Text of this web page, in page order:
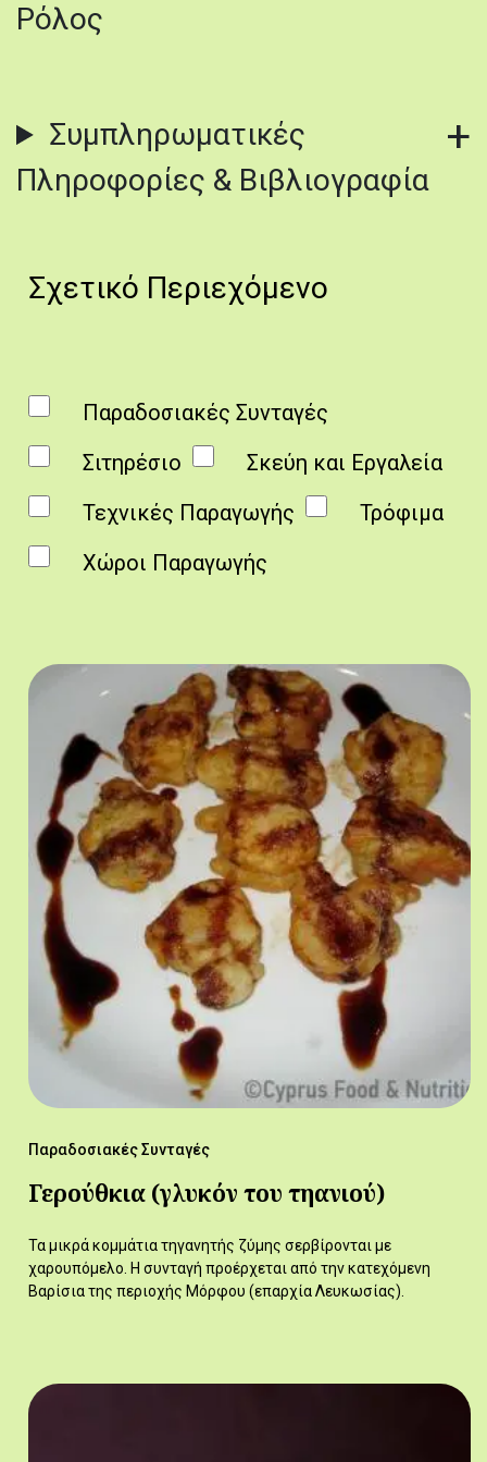
Ρόλος
Συμπληρωματικές
Πληροφορίες & Βιβλιογραφία
Σχετικό Περιεχόμενο
Παραδοσιακές Συνταγές
Σιτηρέσιο
Σκεύη και Εργαλεία
Τεχνικές Παραγωγής
Τρόφιμα
Χώροι Παραγωγής
Παραδοσιακές Συνταγές
Γερούθκια (γλυκόν του τηανιού)
Τα μικρά κομμάτια τηγανητής ζύμης σερβίρονται με
χαρουπόμελο. Η συνταγή προέρχεται από την κατεχόμενη
Βαρίσια της περιοχής Μόρφου (επαρχία Λευκωσίας).